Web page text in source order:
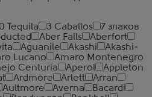
Tequila 3 Caballos
7 злаков
Aber Falls
Aberfort
Aguanile Akashi
Akashi-
Lucano
Amaro Montenegro
Centuria Aperol
Appleton
Ardmore Arlett
Arran
Aultmore Averna
Bacardi